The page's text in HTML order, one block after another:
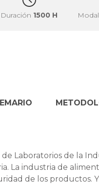
Duración 1500 H
Laboratorios de la
La industria de
de los productos.